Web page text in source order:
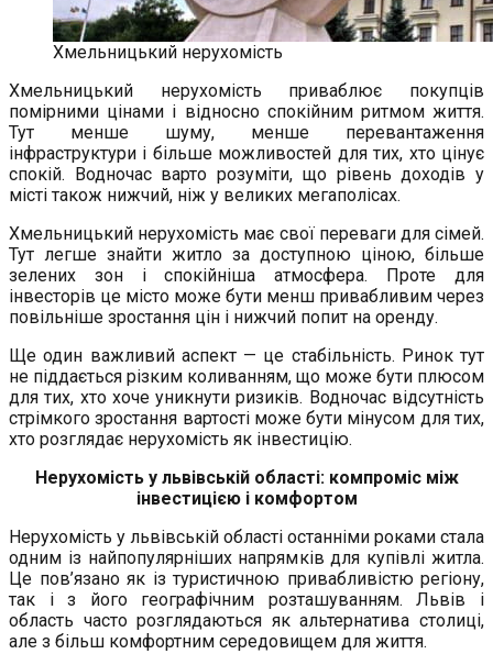
Хмельницький нерухомість
Хмельницький нерухомість приваблює покупців
помірними цінами і відносно спокійним ритмом життя.
Тут менше шуму, менше перевантаження
інфраструктури і більше можливостей для тих, хто цінує
спокій. Водночас варто розуміти, що рівень доходів у
місті також нижчий, ніж у великих мегаполісах.
Хмельницький нерухомість має свої переваги для сімей.
Тут легше знайти житло за доступною ціною, більше
зелених зон і спокійніша атмосфера. Проте для
інвесторів це місто може бути менш привабливим через
повільніше зростання цін і нижчий попит на оренду.
Ще один важливий аспект — це стабільність. Ринок тут
не піддається різким коливанням, що може бути плюсом
для тих, хто хоче уникнути ризиків. Водночас відсутність
стрімкого зростання вартості може бути мінусом для тих,
хто розглядає нерухомість як інвестицію.
Нерухомість у львівській області: компроміс між
інвестицією і комфортом
Нерухомість у львівській області останніми роками стала
одним із найпопулярніших напрямків для купівлі житла.
Це пов’язано як із туристичною привабливістю регіону,
так і з його географічним розташуванням. Львів і
область часто розглядаються як альтернатива столиці,
але з більш комфортним середовищем для життя.